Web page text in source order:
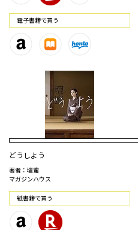
電⼦書籍で買う
どうしよう
著者：壇蜜
マガジンハウス
紙書籍で買う